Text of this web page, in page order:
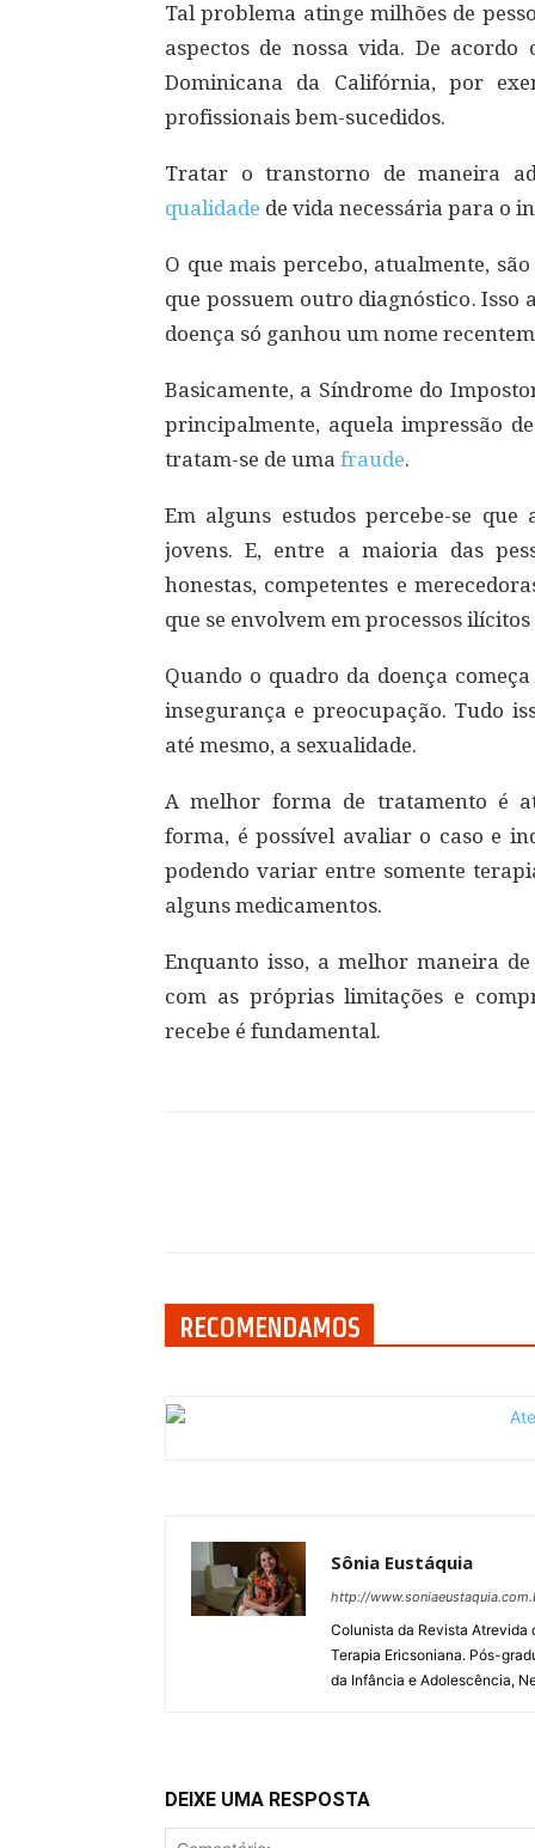
Tal problema atinge milhões de
aspectos de nossa vida. De
Dominicana da Califórnia, por
profissionais bem-sucedidos.
Tratar o transtorno de maneira
qualidade de vida necessária para o
O que mais percebo, atualmente,
que possuem outro diagnóstico. Isso
doença só ganhou um nome
Basicamente, a Síndrome do
principalmente, aquela impressão
tratam-se de uma fraude.
Em alguns estudos percebe-se
jovens. E, entre a maioria das
honestas, competentes e
que se envolvem em processos
Quando o quadro da doença
insegurança e preocupação. Tudo
até mesmo, a sexualidade.
A melhor forma de tratamento é
forma, é possível avaliar o caso e
podendo variar entre somente
alguns medicamentos.
Enquanto isso, a melhor maneira
com as próprias limitações e
recebe é fundamental.
RECOMENDAMOS
Sônia Eustáquia
http://
Colunista da Revista Atrevida
Terapia Ericsoniana. Pós-
da Infância e Adolescência,
DEIXE UMA RESPOSTA